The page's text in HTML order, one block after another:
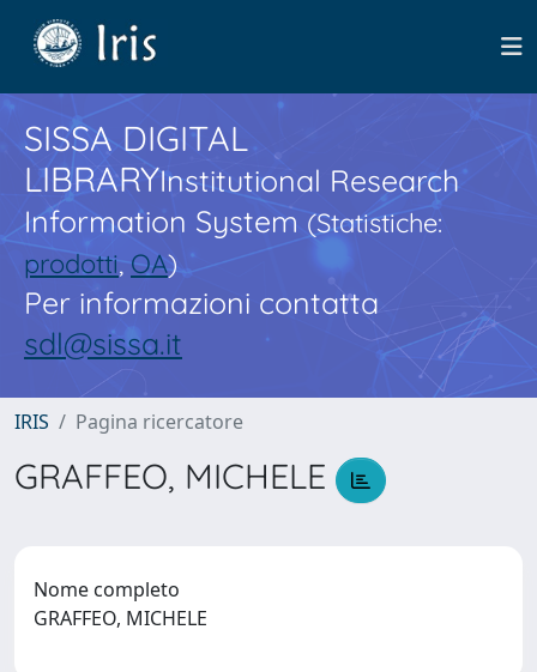
SISSA DIGITAL
LIBRARYInstitutional Research
Information System(Statistiche:
prodotti,OA)
Per informazioni contatta
sdl@sissa.it
IRIS Pagina ricercatore
GRAFFEO, MICHELE
Nome completo
GRAFFEO, MICHELE